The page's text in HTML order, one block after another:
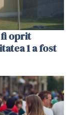
fi oprit
1 a fost